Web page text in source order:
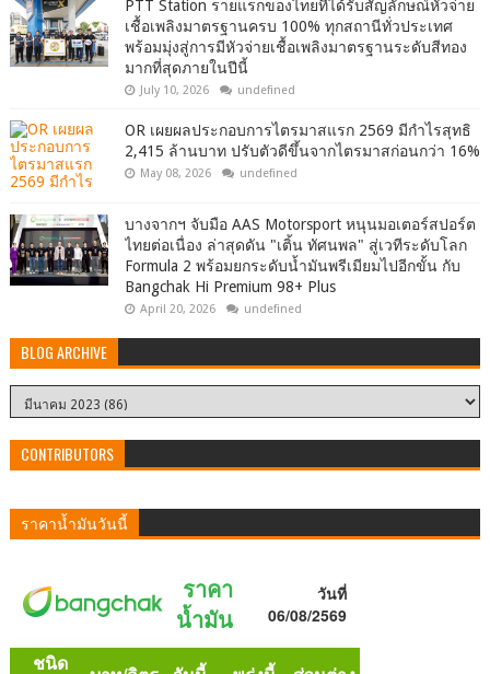
PTT Station รายแรกของไทยที่ได้รับสัญลักษณ์หัวจ่าย
เชื้อเพลิงมาตรฐานครบ 100% ทุกสถานีทั่วประเทศ
พร้อมมุ่งสู่การมีหัวจ่ายเชื้อเพลิงมาตรฐานระดับสีทอง
มากที่สุดภายในปีนี้
July 10, 2026 undefined
OR เผยผลประกอบการไตรมาสแรก 2569 มีกำไรสุทธิ
2,415 ล้านบาท ปรับตัวดีขึ้นจากไตรมาสก่อนกว่า 16%
May 08, 2026 undefined
บางจากฯ จับมือ AAS Motorsport หนุนมอเตอร์สปอร์ต
ไทยต่อเนื่อง ล่าสุดดัน "เติ้น ทัศนพล" สู่เวทีระดับโลก
Formula 2 พร้อมยกระดับน้ำมันพรีเมียมไปอีกขั้น กับ
Bangchak Hi Premium 98+ Plus
April 20, 2026 undefined
BLOG ARCHIVE
CONTRIBUTORS
ราคาน้ำมันวันนี้